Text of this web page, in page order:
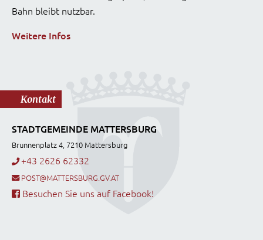
Bahn bleibt nutzbar.
Weitere Infos
Kontakt
STADTGEMEINDE MATTERSBURG
Brunnenplatz 4, 7210 Mattersburg
+43 2626 62332
POST@MATTERSBURG.GV.AT
Besuchen Sie uns auf Facebook!